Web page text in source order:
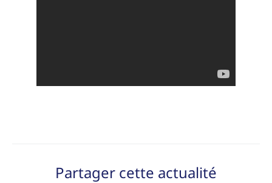
Partager cette actualité